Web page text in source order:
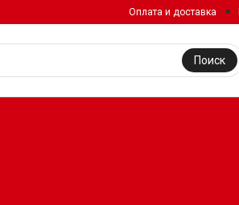
Оплата и доставка
Поиск